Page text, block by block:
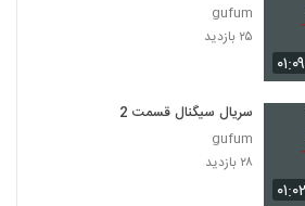
gufum
۲۵ بازدید
سریال سیگنال قسمت 2
gufum
۲۸ بازدید